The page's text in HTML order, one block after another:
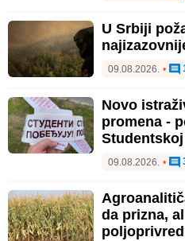
U Srbiji
09.08.2026. •
Novo
promena -
09.08.2026. •
da prizna,